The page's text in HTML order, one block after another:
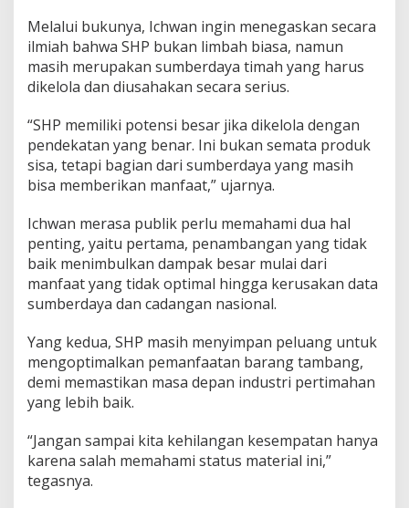
Melalui bukunya, Ichwan ingin menegaskan secara
ilmiah bahwa SHP bukan limbah biasa, namun
masih merupakan sumberdaya timah yang harus
dikelola dan diusahakan secara serius.
“SHP memiliki potensi besar jika dikelola dengan
pendekatan yang benar. Ini bukan semata produk
sisa, tetapi bagian dari sumberdaya yang masih
bisa memberikan manfaat,” ujarnya.
Ichwan merasa publik perlu memahami dua hal
penting, yaitu pertama, penambangan yang tidak
baik menimbulkan dampak besar mulai dari
manfaat yang tidak optimal hingga kerusakan data
sumberdaya dan cadangan nasional.
Yang kedua, SHP masih menyimpan peluang untuk
mengoptimalkan pemanfaatan barang tambang,
demi memastikan masa depan industri pertimahan
yang lebih baik.
“Jangan sampai kita kehilangan kesempatan hanya
karena salah memahami status material ini,”
tegasnya.